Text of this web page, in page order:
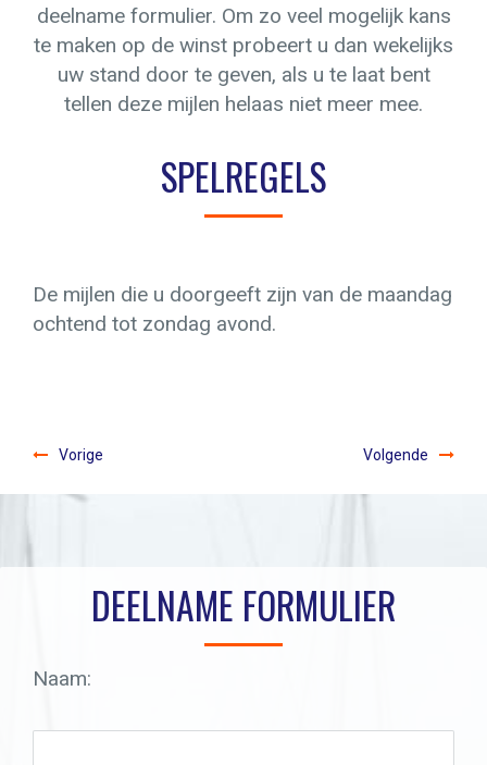
deelname formulier. Om zo veel mogelijk kans
te maken op de winst probeert u dan wekelijks
uw stand door te geven, als u te laat bent
tellen deze mijlen helaas niet meer mee.
SPELREGELS
Wij vertrouwen er op dat u alleen de mijlen
mee rekent die u op de zeilen heeft gevaren
Vorige Volgende
DEELNAME FORMULIER
Naam: